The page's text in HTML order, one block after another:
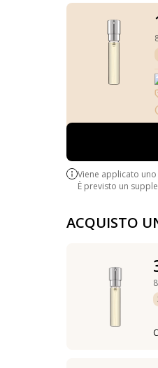
Viene applicato
È previsto un
ACQUISTO